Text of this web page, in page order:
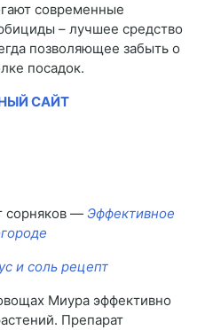
современные
– лучшее средство
позволяющее забыть о
посадок.
САЙТ
сорняков — Эффективное
и соль рецепт
Миура эффективно
Препарат